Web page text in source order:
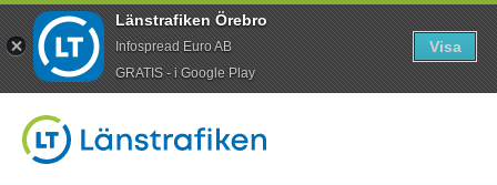
Länstrafiken Örebro
Infospread Euro AB
​GRATIS - i Google Play
Visa